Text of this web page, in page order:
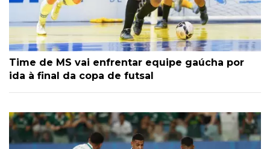
Time de MS vai enfrentar equipe gaúcha por
ida à final da copa de futsal